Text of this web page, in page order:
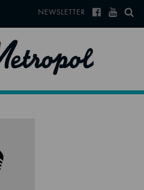
NEWSLETTER